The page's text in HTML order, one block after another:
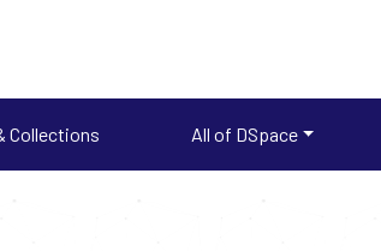
Collections All of DSpace